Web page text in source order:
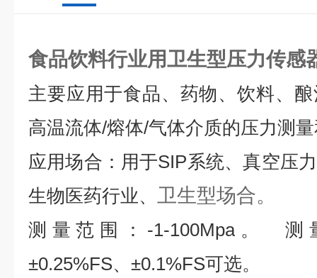
食品饮料行业用卫生型压力传感
主要应用于食品、药物、饮料、
高温流体/熔体/气体介质的压力测
应用场合：用于SIP系统、真空压
生物医药行业、 卫生型场合。
测量范围： -1-100Mpa 。
测
±0.25%FS、±0.1%FS可选。